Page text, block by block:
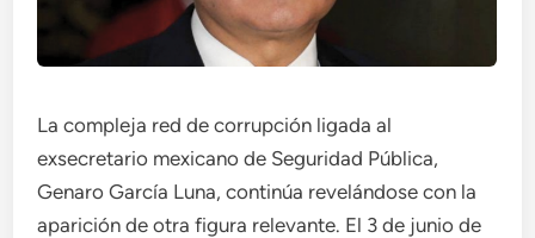
La compleja red de corrupción ligada al
exsecretario mexicano de Seguridad Pública,
Genaro García Luna, continúa revelándose con la
aparición de otra figura relevante. El 3 de junio de